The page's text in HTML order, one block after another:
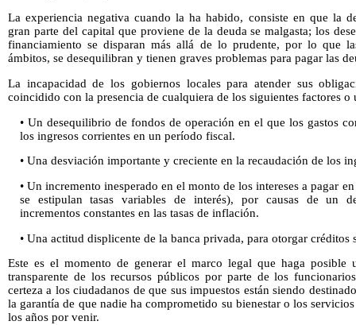
La experiencia negativa cuando la ha habido, consiste en que la
gran parte del capital que proviene de la deuda se malgasta; los
financiamiento se disparan más allá de lo prudente, por lo que
ámbitos, se desequilibran y tienen graves problemas para pagar las
La incapacidad de los gobiernos locales para atender sus
coincidido con la presencia de cualquiera de los siguientes factores
• Un desequilibrio de fondos de operación en el que los gastos
los ingresos corrientes en un período fiscal.
• Una desviación importante y creciente en la recaudación de los
• Un incremento inesperado en el monto de los intereses a pagar
se estipulan tasas variables de interés), por causas de un
incrementos constantes en las tasas de inflación.
• Una actitud displicente de la banca privada, para otorgar créditos
Este es el momento de generar el marco legal que haga posible
transparente de los recursos públicos por parte de los
certeza a los ciudadanos de que sus impuestos están siendo
la garantía de que nadie ha comprometido su bienestar o los
los años por venir.